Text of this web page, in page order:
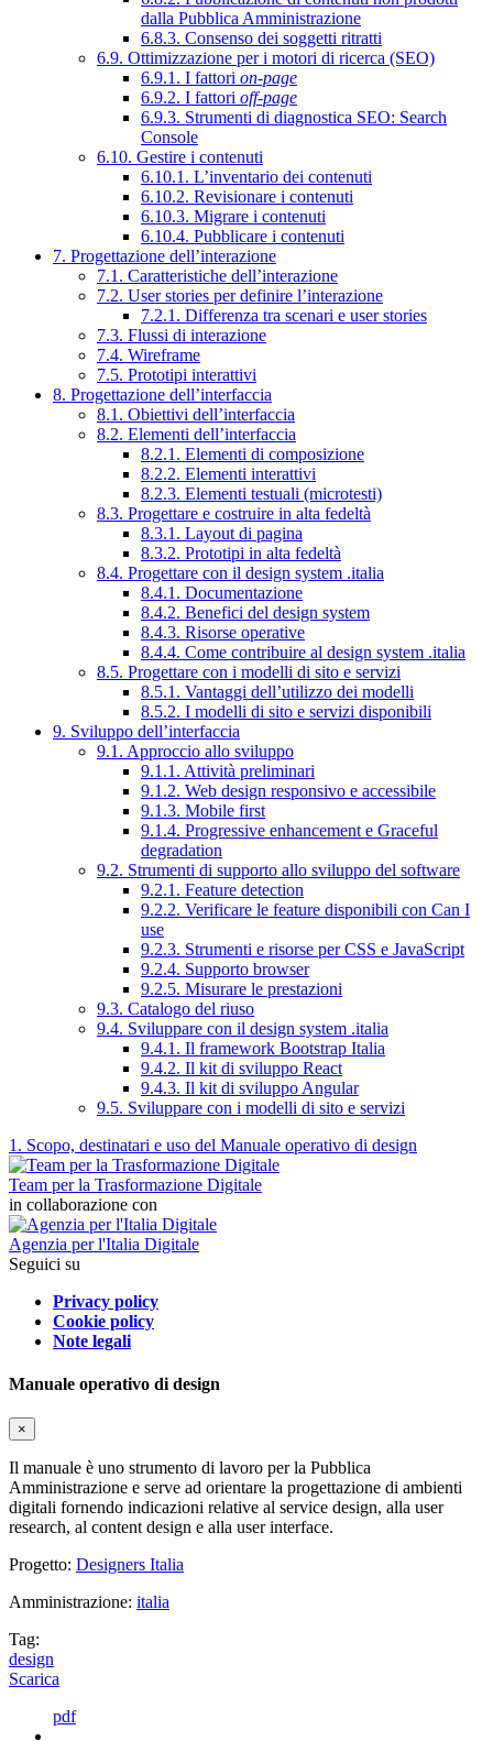
dalla Pubblica Amministrazione
6.8.3. Consenso dei soggetti ritratti
6.9. Ottimizzazione per i motori di ricerca (SEO)
6.9.1. I fattori on-page
6.9.2. I fattori off-page
6.9.3. Strumenti di diagnostica SEO: Search
Console
6.10. Gestire i contenuti
6.10.1. L’inventario dei contenuti
6.10.2. Revisionare i contenuti
6.10.3. Migrare i contenuti
6.10.4. Pubblicare i contenuti
7. Progettazione dell’interazione
7.1. Caratteristiche dell’interazione
7.2. User stories per definire l’interazione
7.2.1. Differenza tra scenari e user stories
7.3. Flussi di interazione
7.4. Wireframe
7.5. Prototipi interattivi
8. Progettazione dell’interfaccia
8.1. Obiettivi dell’interfaccia
8.2. Elementi dell’interfaccia
8.2.1. Elementi di composizione
8.2.2. Elementi interattivi
8.2.3. Elementi testuali (microtesti)
8.3. Progettare e costruire in alta fedeltà
8.3.1. Layout di pagina
8.3.2. Prototipi in alta fedeltà
8.4. Progettare con il design system .italia
8.4.1. Documentazione
8.4.2. Benefici del design system
8.4.3. Risorse operative
8.4.4. Come contribuire al design system .italia
8.5. Progettare con i modelli di sito e servizi
8.5.1. Vantaggi dell’utilizzo dei modelli
8.5.2. I modelli di sito e servizi disponibili
9. Sviluppo dell’interfaccia
9.1. Approccio allo sviluppo
9.1.1. Attività preliminari
9.1.2. Web design responsivo e accessibile
9.1.3. Mobile first
9.1.4. Progressive enhancement e Graceful
degradation
9.2. Strumenti di supporto allo sviluppo del software
9.2.1. Feature detection
9.2.2. Verificare le feature disponibili con Can I
use
9.2.3. Strumenti e risorse per CSS e JavaScript
9.2.4. Supporto browser
9.2.5. Misurare le prestazioni
9.3. Catalogo del riuso
9.4. Sviluppare con il design system .italia
9.4.1. Il framework Bootstrap Italia
9.4.2. Il kit di sviluppo React
9.4.3. Il kit di sviluppo Angular
9.5. Sviluppare con i modelli di sito e servizi
1. Scopo, destinatari e uso del Manuale operativo di design
Team per la Trasformazione Digitale
in collaborazione con
Agenzia per l'Italia Digitale
Seguici su
Privacy policy
Cookie policy
Note legali
Manuale operativo di design
×
Il manuale è uno strumento di lavoro per la Pubblica
Amministrazione e serve ad orientare la progettazione di ambienti
digitali fornendo indicazioni relative al service design, alla user
research, al content design e alla user interface.
Progetto: Designers Italia
Amministrazione: italia
Tag:
design
Scarica
pdf